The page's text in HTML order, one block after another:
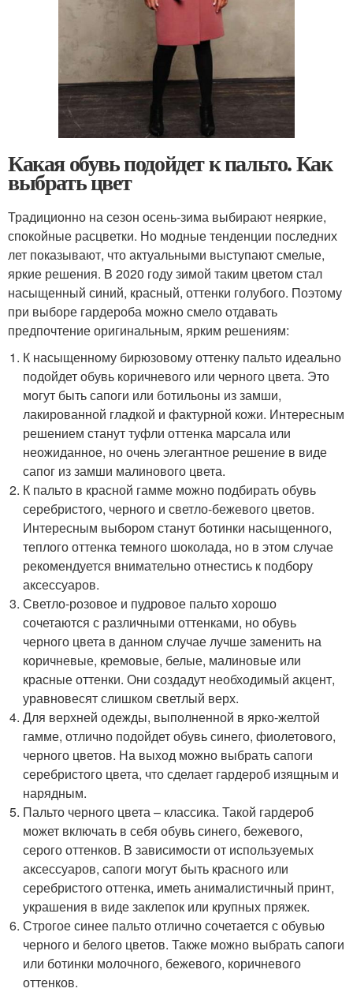
Какая обувь подойдет к пальто. Как
выбрать цвет
Традиционно на сезон осень-зима выбирают неяркие,
спокойные расцветки. Но модные тенденции последних
лет показывают, что актуальными выступают смелые,
яркие решения. В 2020 году зимой таким цветом стал
насыщенный синий, красный, оттенки голубого. Поэтому
при выборе гардероба можно смело отдавать
предпочтение оригинальным, ярким решениям:
К насыщенному бирюзовому оттенку пальто идеально
подойдет обувь коричневого или черного цвета. Это
могут быть сапоги или ботильоны из замши,
лакированной гладкой и фактурной кожи. Интересным
решением станут туфли оттенка марсала или
неожиданное, но очень элегантное решение в виде
сапог из замши малинового цвета.
К пальто в красной гамме можно подбирать обувь
серебристого, черного и светло-бежевого цветов.
Интересным выбором станут ботинки насыщенного,
теплого оттенка темного шоколада, но в этом случае
рекомендуется внимательно отнестись к подбору
аксессуаров.
Светло-розовое и пудровое пальто хорошо
сочетаются с различными оттенками, но обувь
черного цвета в данном случае лучше заменить на
коричневые, кремовые, белые, малиновые или
красные оттенки. Они создадут необходимый акцент,
уравновесят слишком светлый верх.
Для верхней одежды, выполненной в ярко-желтой
гамме, отлично подойдет обувь синего, фиолетового,
черного цветов. На выход можно выбрать сапоги
серебристого цвета, что сделает гардероб изящным и
нарядным.
Пальто черного цвета – классика. Такой гардероб
может включать в себя обувь синего, бежевого,
серого оттенков. В зависимости от используемых
аксессуаров, сапоги могут быть красного или
серебристого оттенка, иметь анималистичный принт,
украшения в виде заклепок или крупных пряжек.
Строгое синее пальто отлично сочетается с обувью
черного и белого цветов. Также можно выбрать сапоги
или ботинки молочного, бежевого, коричневого
оттенков.